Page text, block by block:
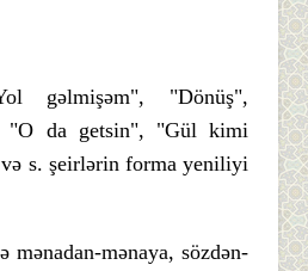
gəlmişəm", "Dönüş",
"O da getsin", "Gül kimi
s. şeirlərin forma yeniliyi
mənadan-mənaya, sözdən-